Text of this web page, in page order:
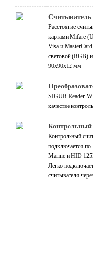
Расстояние
картами Mifare
Visa и
световой (RGB)
90х90х12 мм
SIGUR-Reader-
качестве
Контрольный
Контрольный
подключается по
Marine и HID
Легко
считывателя